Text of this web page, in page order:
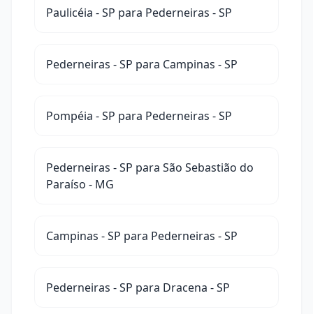
Paulicéia - SP para Pederneiras - SP
Pederneiras - SP para Campinas - SP
Pompéia - SP para Pederneiras - SP
Pederneiras - SP para São Sebastião do
Paraíso - MG
Campinas - SP para Pederneiras - SP
Pederneiras - SP para Dracena - SP